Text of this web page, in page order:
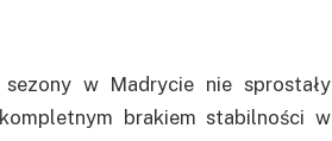
w Madrycie nie sprostały
brakiem stabilności w